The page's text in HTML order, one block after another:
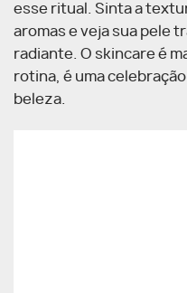
esse ritual. Sinta a
aromas e veja sua pele
radiante. O skincare é
rotina, é uma
beleza.